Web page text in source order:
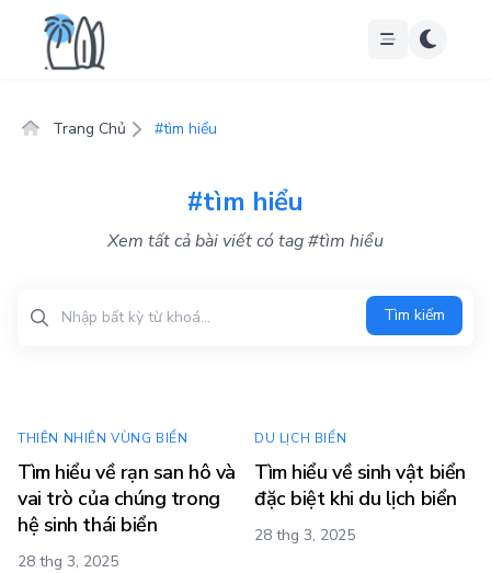
Trang Chủ #tìm hiểu
#tìm hiểu
Xem tất cả bài viết có tag #tìm hiểu
Tìm kiếm
THIÊN NHIÊN VÙNG BIỂN
Tìm hiểu về rạn san hô và
vai trò của chúng trong
hệ sinh thái biển
28 thg 3, 2025
DU LỊCH BIỂN
Tìm hiểu về sinh vật biển
đặc biệt khi du lịch biển
28 thg 3, 2025